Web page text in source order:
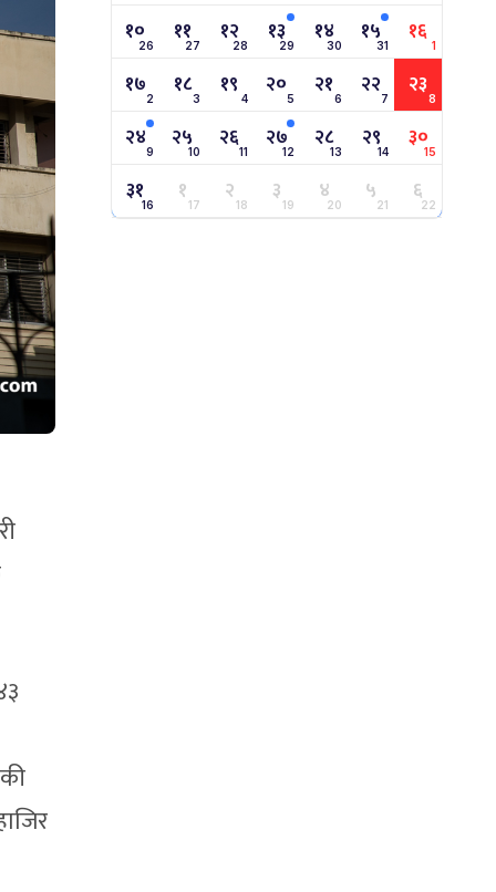
१०26 ११27 १२28 १३29 १४30 १५31 १६ 1
१७2 १८3 १९ 4 २०5 २१6 २२7 २३8
२४9 २५10 २६11 २७12 २८13 २९14 ३०15
३१16 १17 २18 ३19 ४20 ५21 ६22